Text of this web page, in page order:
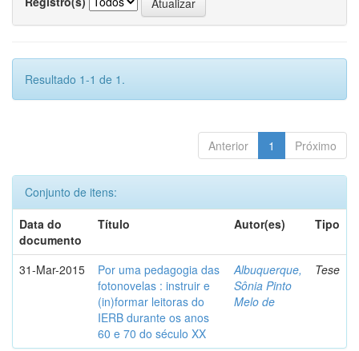
Resultado 1-1 de 1.
Anterior 1 Próximo
Conjunto de itens:
Data do
documento
Título Autor(es) Tipo
31-Mar-2015
Por uma pedagogia das
fotonovelas : instruir e
(in)formar leitoras do
IERB durante os anos
60 e 70 do século XX
Albuquerque,
Sônia Pinto
Melo de
Tese